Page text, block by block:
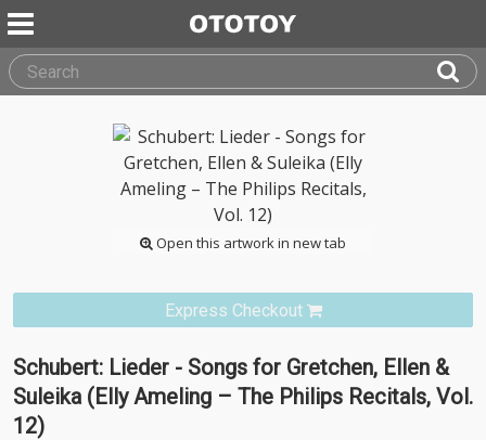
Open this artwork in new tab
Express Checkout
Schubert: Lieder - Songs for Gretchen, Ellen &
Suleika (Elly Ameling – The Philips Recitals, Vol.
12)